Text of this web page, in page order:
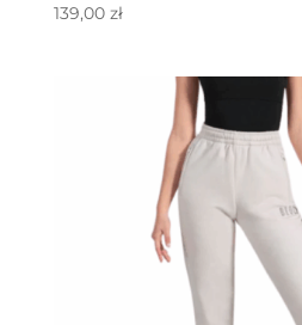
139,00 zł